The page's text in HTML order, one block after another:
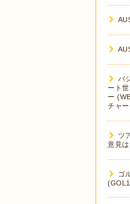
バ
ート
ー
チャ
ツ
意見
ゴ